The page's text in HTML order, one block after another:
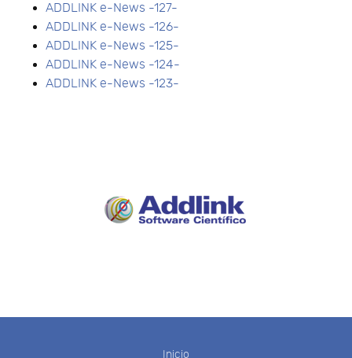
ADDLINK e-News -127-
ADDLINK e-News -126-
ADDLINK e-News -125-
ADDLINK e-News -124-
ADDLINK e-News -123-
Inicio